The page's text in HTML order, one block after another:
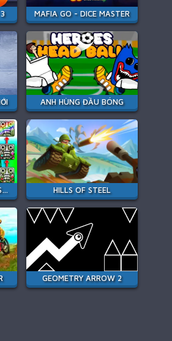
MAFIA GO - DICE MASTER
ANH HÙNG ĐẦU BÓNG
TEMPLE RUN 2 HOLI FESTIVAL HILLS OF STEEL
GEOMETRY ARROW 2